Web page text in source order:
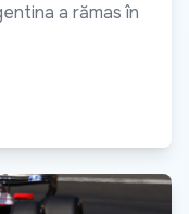
a rămas în